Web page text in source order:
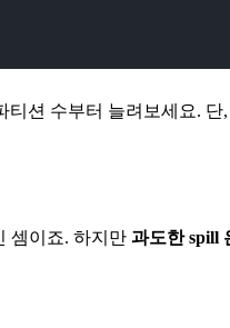
션 수부터 늘려보세요.
셈이죠. 하지만 과도한 spill